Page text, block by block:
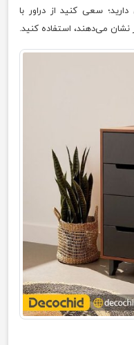
سعی کنید از دراور با
می‌دهند، استفاده کنید.